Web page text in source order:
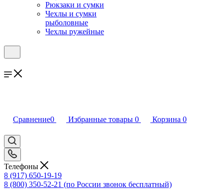
Рюкзаки и сумки
Чехлы и сумки
рыболовные
Чехлы ружейные
Сравнение0 Избранные товары 0 Корзина 0
Телефоны
8 (917) 650-19-19
8 (800) 350-52-21 (по России звонок бесплатный)